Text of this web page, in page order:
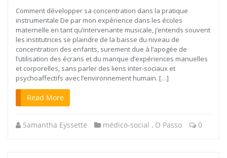
Comment développer sa concentration dans la pratique
instrumentale De par mon expérience dans les écoles
maternelle en tant qu’intervenante musicale, j’entends souvent
les institutrices se plaindre de la baisse du niveau de
concentration des enfants, surement due à l’apogée de
l’utilisation des écrans et du manque d’expériences manuelles
et corporelles, sans parler des liens inter-sociaux et
psychoaffectifs avec l’environnement humain. […]
Read More
Samantha Eyssette médico-social , O Passo 0